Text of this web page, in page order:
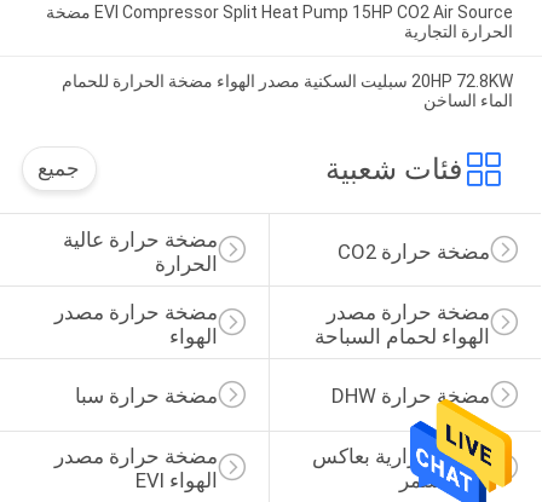
EVI Compressor Split Heat Pump 15HP CO2 Air Source مضخة
الحرارة التجارية
20HP 72.8KW سبليت السكنية مصدر الهواء مضخة الحرارة للحمام
الماء الساخن
فئات شعبية جميع
مضخة حرارة عالية
الحرارة
مضخة حرارة CO2
مضخة حرارة مصدر
الهواء
مضخة حرارة مصدر
الهواء لحمام السباحة
مضخة حرارة سبا مضخة حرارة DHW
مضخة حرارة مصدر
الهواء EVI
مضخة حرارية بعاكس
تيار مستمر